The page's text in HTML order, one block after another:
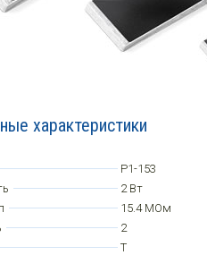
характеристики
Р1-153
2 Вт
15.4 МОм
2
Т